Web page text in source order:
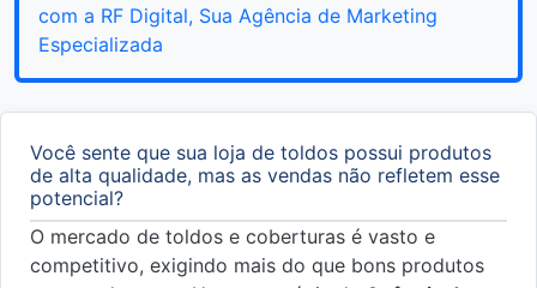
com a RF Digital, Sua Agência de Marketing
Especializada
Você sente que sua loja de toldos possui produtos
de alta qualidade, mas as vendas não refletem esse
potencial?
O mercado de toldos e coberturas é vasto e
competitivo, exigindo mais do que bons produtos